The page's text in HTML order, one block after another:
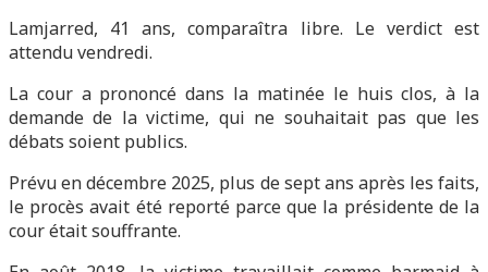
Lamjarred, 41 ans, comparaîtra libre. Le verdict est
attendu vendredi.
La cour a prononcé dans la matinée le huis clos, à la
demande de la victime, qui ne souhaitait pas que les
débats soient publics.
Prévu en décembre 2025, plus de sept ans après les faits,
le procès avait été reporté parce que la présidente de la
cour était souffrante.